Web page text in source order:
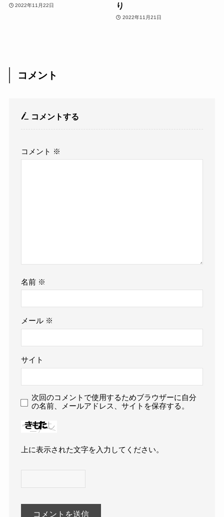
2022年11月22日
り
2022年11月21日
コメント
コメントする
コメント ※
名前 ※
メール ※
サイト
次回のコメントで使用するためブラウザーに自分
の名前、メールアドレス、サイトを保存する。
上に表示された文字を入力してください。